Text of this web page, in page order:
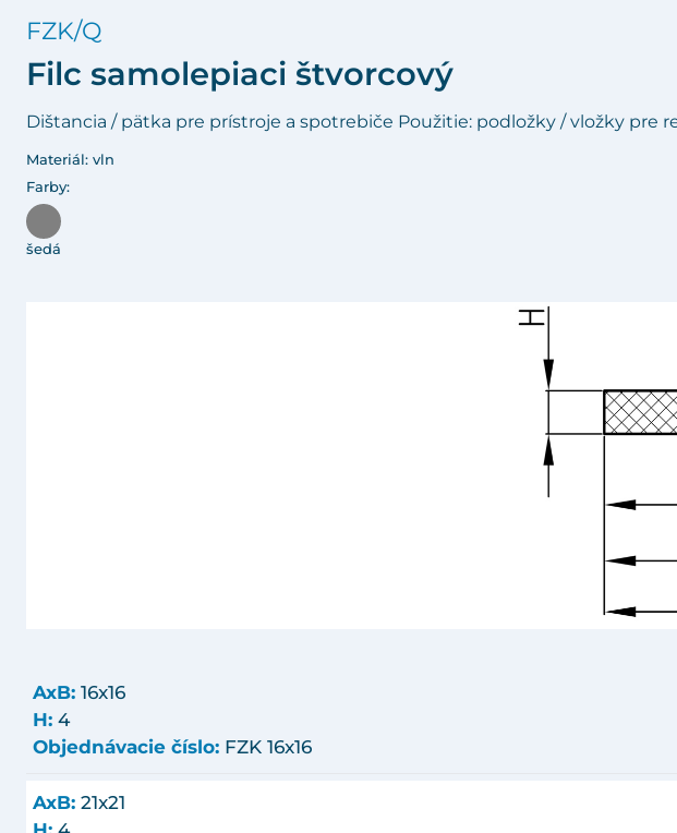
FZK/Q
Filc samolepiaci štvorcový
Dištancia / pätka pre prístroje a spotrebiče Použitie: podložky / vložky pre
Materiál: vln
Farby:
šedá
AxB: 16x16
H: 4
Objednávacie číslo: FZK 16x16
AxB: 21x21